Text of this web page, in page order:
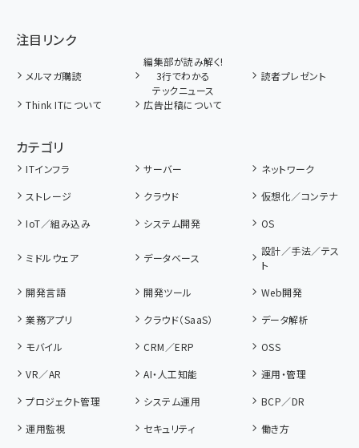
注目リンク
メルマガ購読
編集部が読み解く!
3行でわかる
テックニュース
読者プレゼント
Think ITについて 広告出稿について
カテゴリ
ITインフラ サーバー
ネットワーク
ストレージ
クラウド
仮想化／コンテナ
IoT／組み込み
システム開発 OS
ミドルウェア データベース
設計／手法／テス
ト
開発言語
開発ツール
Web開発
業務アプリ
クラウド（SaaS）
データ解析
モバイル
CRM／ERP
OSS
VR／AR
AI・人工知能
運用・管理
プロジェクト管理
システム運用
BCP／DR
運用監視
セキュリティ 働き方